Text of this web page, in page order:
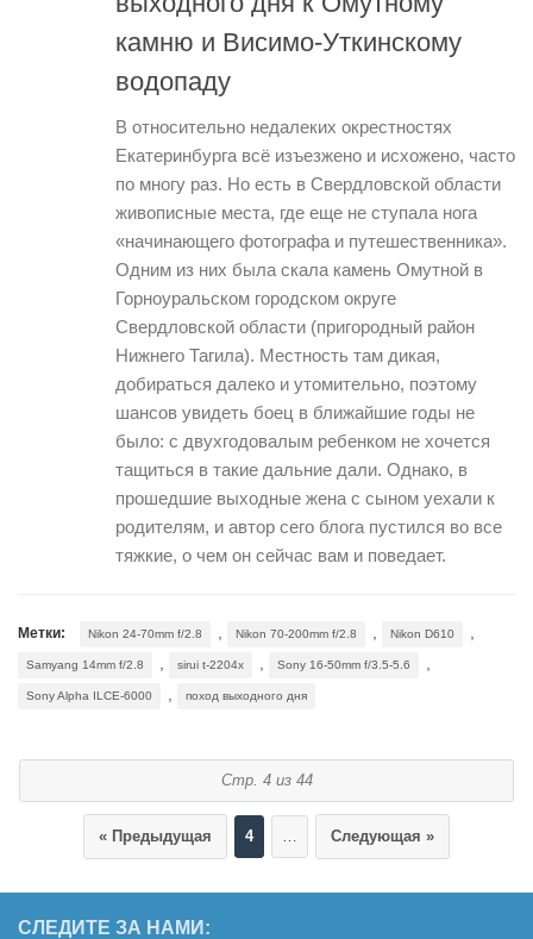
камню и Висимо-Уткинскому
водопаду
В относительно недалеких окрестностях
Екатеринбурга всё изъезжено и исхожено, часто
по многу раз. Но есть в Свердловской области
живописные места, где еще не ступала нога
«начинающего фотографа и путешественника».
Одним из них была скала камень Омутной в
Горноуральском городском округе
Свердловской области (пригородный район
Нижнего Тагила). Местность там дикая,
добираться далеко и утомительно, поэтому
шансов увидеть боец в ближайшие годы не
было: с двухгодовалым ребенком не хочется
тащиться в такие дальние дали. Однако, в
прошедшие выходные жена с сыном уехали к
родителям, и автор сего блога пустился во все
тяжкие, о чем он сейчас вам и поведает.
Метки: Nikon 24-70mm f/2.8 Nikon 70-200mm f/2.8 Nikon D610
Samyang 14mm f/2.8 sirui t-2204x Sony 16-50mm f/3.5-5.6
Sony Alpha ILCE-6000 поход выходного дня
Стр. 4 из 44
« Предыдущая 4 Следующая »
СЛЕДИТЕ ЗА НАМИ: